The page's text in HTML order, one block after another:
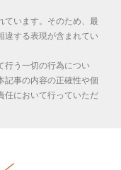
ています。そのため、最
違する表現が含まれてい
行う一切の行為につい
記事の内容の正確性や個
任において行っていただ